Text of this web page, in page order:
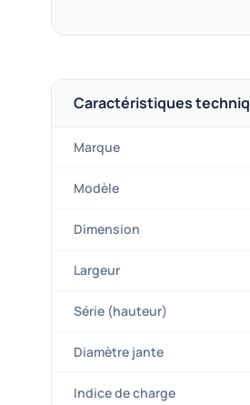
Caractéristiques
Marque
Modèle
Dimension
Largeur
Série (hauteur)
Diamètre jante
Indice de charge